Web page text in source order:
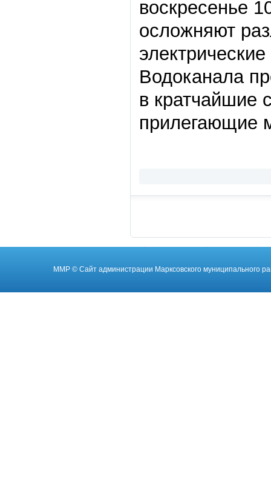
воскресенье
осложняют
Водоканала
в кратчайшие
прилегающие
ММР © Cайт администрации Марксовского муниципального